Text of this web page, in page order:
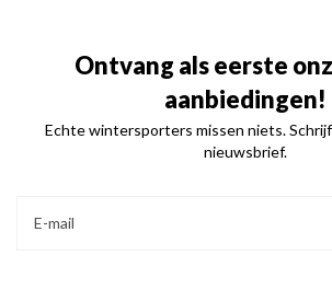
Ontvang als eerste
aanbiedingen!
Echte wintersporters missen niets.
nieuwsbrief.